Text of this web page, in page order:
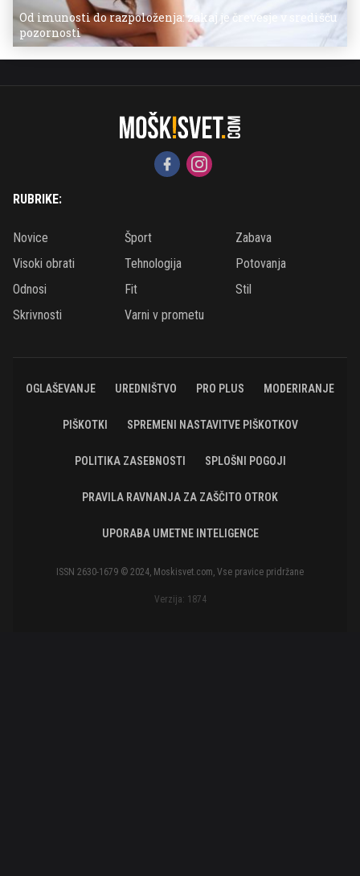
Od imunosti do razpoloženja: zakaj je črevesje v središču
pozornosti
RUBRIKE:
Novice Šport
Zabava
Visoki obrati
Tehnologija
Potovanja
Odnosi
Fit
Stil
Skrivnosti
Varni v prometu
OGLAŠEVANJE UREDNIŠTVO PRO PLUS MODERIRANJE
PIŠKOTKI SPREMENI NASTAVITVE PIŠKOTKOV
POLITIKA ZASEBNOSTI SPLOŠNI POGOJI
PRAVILA RAVNANJA ZA ZAŠČITO OTROK
UPORABA UMETNE INTELIGENCE
ISSN 2630-1679 © 2024, Moskisvet.com, Vse pravice pridržane
Verzija: 1874